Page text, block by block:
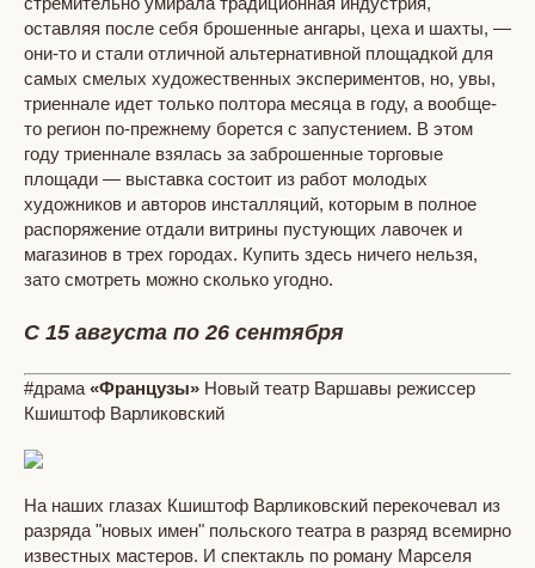
оставляя после себя брошенные ангары, цеха и шахты, —
они-то и стали отличной альтернативной площадкой для
самых смелых художественных экспериментов, но, увы,
триеннале идет только полтора месяца в году, а вообще-
то регион по-прежнему борется с запустением. В этом
году триеннале взялась за заброшенные торговые
площади — выставка состоит из работ молодых
художников и авторов инсталляций, которым в полное
распоряжение отдали витрины пустующих лавочек и
магазинов в трех городах. Купить здесь ничего нельзя,
зато смотреть можно сколько угодно.
С 15 августа по 26 сентября
#драма «Французы» Новый театр Варшавы режиссер
Кшиштоф Варликовский
На наших глазах Кшиштоф Варликовский перекочевал из
разряда "новых имен" польского театра в разряд всемирно
известных мастеров. И спектакль по роману Марселя